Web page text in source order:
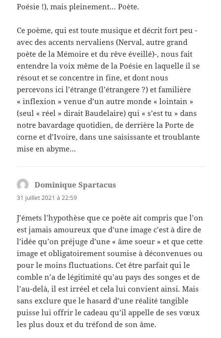
Poésie !), mais pleinement… Poète.
Ce poème, qui est toute musique et décrit fort peu -
avec des accents nervaliens (Nerval, autre grand
poète de la Mémoire et du rêve éveillé)-, nous fait
entendre la voix même de la Poésie en laquelle il se
résout et se concentre in fine, et dont nous
percevons ici l’étrange (l’étrangere ?) et familière
« inflexion » venue d’un autre monde « lointain »
(seul « réel » dirait Baudelaire) qui « s’est tu » dans
notre bavardage quotidien, de derrière la Porte de
corne et d’Ivoire, dans une saisissante et troublante
mise en abyme…
Dominique Spartacus
31 juillet 2021 à 22:59
J’émets l’hypothèse que ce poète ait compris que l’on
est jamais amoureux que d’une image c’est à dire de
l’idée qu’on préjuge d’une « âme soeur » et que cette
image et obligatoirement soumise à déconvenues ou
pour le moins fluctuations. Cet être parfait qui le
comble n’a de légitimité qu’au pays des songes et de
l’au-delà, il est irréel et cela lui convient ainsi. Mais
sans exclure que le hasard d’une réalité tangible
puisse lui offrir le cadeau qu’il appelle de ses vœux
les plus doux et du tréfond de son âme.